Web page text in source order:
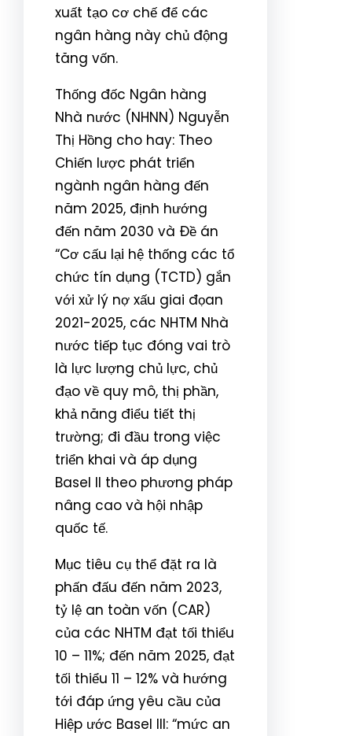
xuất tạo cơ chế để các
ngân hàng này chủ động
tăng vốn.
Thống đốc Ngân hàng
Nhà nước (NHNN) Nguyễn
Thị Hồng cho hay: Theo
Chiến lược phát triển
ngành ngân hàng đến
năm 2025, định hướng
đến năm 2030 và Đề án
“Cơ cấu lại hệ thống các tổ
chức tín dụng (TCTD) gắn
với xử lý nợ xấu giai đọan
2021-2025, các NHTM Nhà
nước tiếp tục đóng vai trò
là lực lượng chủ lực, chủ
đạo về quy mô, thị phần,
khả năng điểu tiết thị
trường; đi đầu trong việc
triển khai và áp dụng
Basel II theo phương pháp
nâng cao và hội nhập
quốc tế.
Mục tiêu cụ thể đặt ra là
phấn đấu đến năm 2023,
tỷ lệ an toàn vốn (CAR)
của các NHTM đạt tối thiểu
10 – 11%; đến năm 2025, đạt
tối thiểu 11 – 12% và hướng
tới đáp ứng yêu cầu của
Hiệp ước Basel III: “mức an